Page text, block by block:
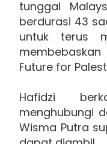
tunggal
berdurasi 43
untuk terus
Future for
Hafidzi
menghubungi
Wisma Putra